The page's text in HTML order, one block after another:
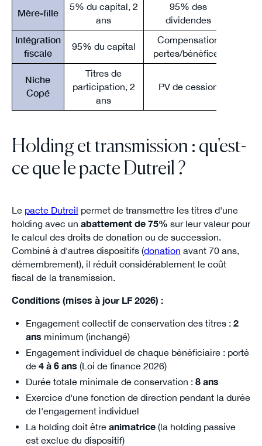
Mère-fille
5% du capital, 2
ans
95% des
dividendes
Intégration
fiscale
95% du capital
Compensation
pertes/bénéfices
Niche
Copé
Titres de
participation, 2
ans
PV de cession
Holding et transmission : qu'est-
ce que le pacte Dutreil ?
Le pacte Dutreil permet de transmettre les titres d'une
holding avec un abattement de 75% sur leur valeur pour
le calcul des droits de donation ou de succession.
Combiné à d'autres dispositifs (donation avant 70 ans,
démembrement), il réduit considérablement le coût
fiscal de la transmission.
Conditions (mises à jour LF 2026) :
Engagement collectif de conservation des titres : 2
ans minimum (inchangé)
Engagement individuel de chaque bénéficiaire : porté
de 4 à 6 ans (Loi de finance 2026)
Durée totale minimale de conservation : 8 ans
Exercice d'une fonction de direction pendant la durée
de l'engagement individuel
La holding doit être animatrice(la holding passive
est exclue du dispositif)